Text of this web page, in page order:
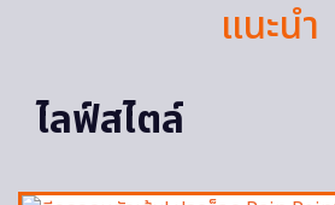
แนะนำ
ไลฟ์สไตล์